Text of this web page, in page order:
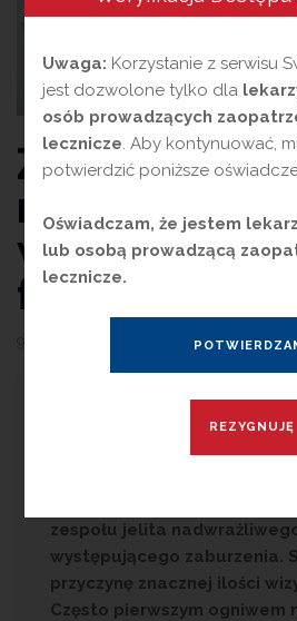
Zespół jelita
ważna rola
farmaceuty
przezMagdalena
ól brzucha jest
zespołu jelita
występującego zaburzenia.
przyczynę znacznej ilości
Często pierwszym ogniwem
Uwaga: Korzystanie z serwisu
jest dozwolone tylko dla
osób prowadzących
lecznicze. Aby kontynuować,
potwierdzić poniższe
Oświadczam, że jestem
lub osobą prowadzącą
lecznicze.